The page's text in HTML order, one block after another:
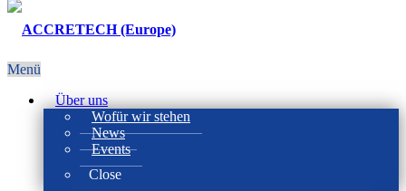
Menü
Über uns
Wofür wir stehen
News
Events
Close